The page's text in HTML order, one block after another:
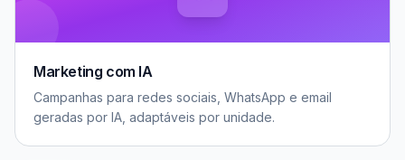
Marketing com IA
Campanhas para redes sociais, WhatsApp e email
geradas por IA, adaptáveis por unidade.